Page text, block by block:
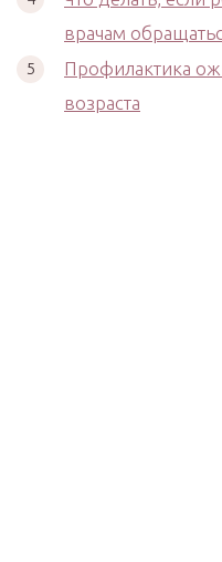
врачам
Профилактика
возраста